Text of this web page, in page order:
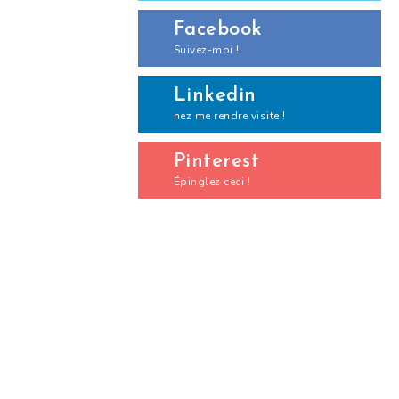
Facebook
Suivez-moi !
Linkedin
nez me rendre visite !
Pinterest
Épinglez ceci !